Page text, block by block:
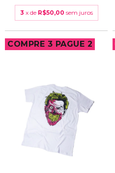
3 x de R$50,00 sem juros
COMPRE 3 PAGUE 2